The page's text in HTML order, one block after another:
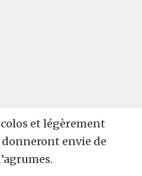
et légèrement
donneront envie de